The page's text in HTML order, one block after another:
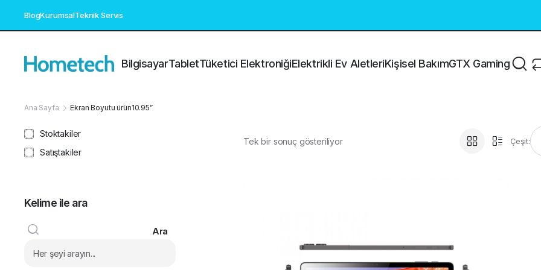
BlogKurumsalTeknik Servis
BilgisayarTabletTüketici ElektroniğiElektrikli Ev AletleriKişisel BakımGTX Gaming
Ana Sayfa Ekran Boyutu ürün10.95”
Tek bir sonuç gösteriliyor Çeşit:
Stoktakiler
Satıştakiler
Kelime ile ara
Ara